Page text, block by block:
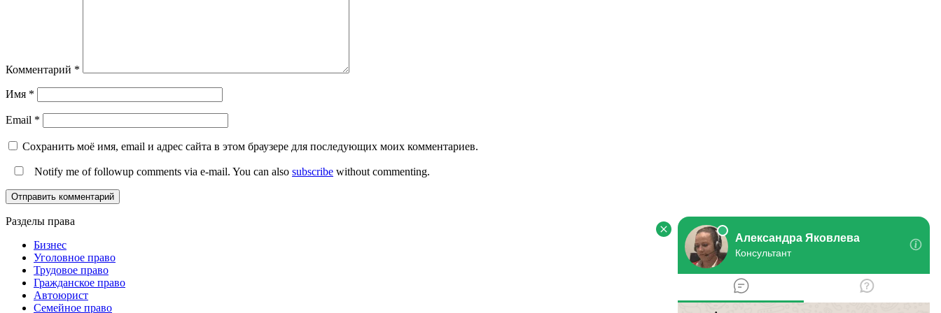
Комментарий *
Имя *
Email *
Сохранить моё имя, email и адрес сайта в этом браузере для последующих моих комментариев.
Notify me of followup comments via e-mail. You can also subscribe without commenting.
Разделы права
Бизнес
Уголовное право
Трудовое право
Гражданское право
Автоюрист
Семейное право